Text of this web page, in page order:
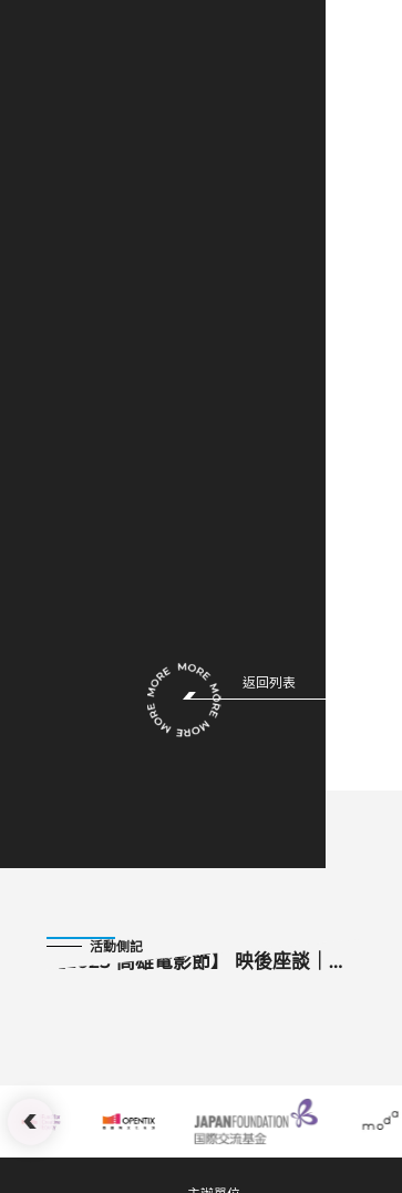
返回列表
活動側記
【2025 高雄電影節】 映後座談｜